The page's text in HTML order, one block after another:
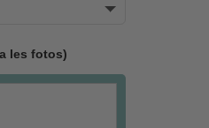
les fotos)